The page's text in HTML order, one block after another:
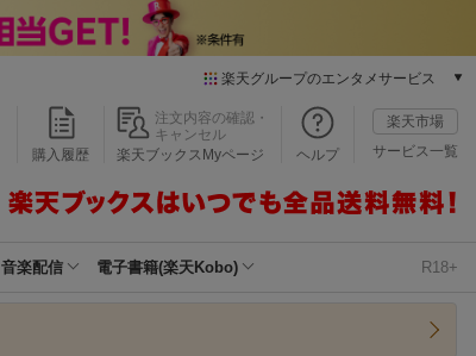
楽天グループのエンタメサービス
本/ゲーム/CD/DVD
楽天ブックス
楽天Kobo
購入履歴
注文内容の確認・
キャンセル
楽天ブックスMyページ
ヘルプ
楽天市場
サービス一覧
音楽配信 電子書籍(楽天Kobo) R18+